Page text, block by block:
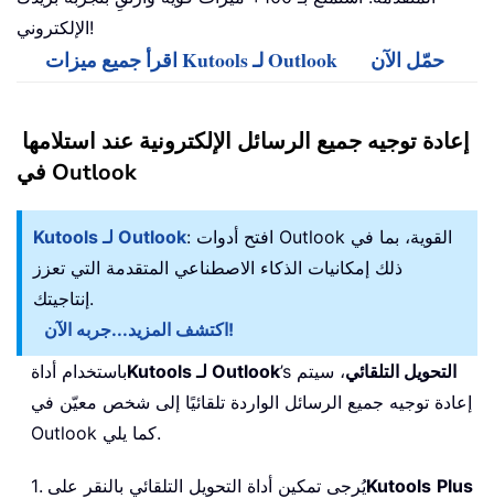
الإلكتروني!
اقرأ جميع ميزات Kutools لـ Outlook حمّل الآن
إعادة توجيه جميع الرسائل الإلكترونية عند استلامها
في Outlook
Kutools لـ Outlook: افتح أدوات Outlook القوية، بما في
ذلك إمكانيات الذكاء الاصطناعي المتقدمة التي تعزز
إنتاجيتك.
اكتشف المزيد...جربه الآن!
باستخدام أداة
Kutools لـ Outlook’s التحويل التلقائي، سيتم
إعادة توجيه جميع الرسائل الواردة تلقائيًا إلى شخص معيّن في
Outlook كما يلي.
1. يُرجى تمكين أداة التحويل التلقائي بالنقر علىKutools Plus